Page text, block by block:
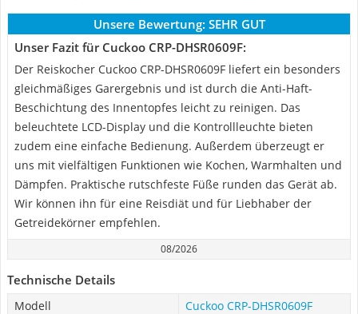
Unsere Bewertung: SEHR GUT
Unser Fazit für Cuckoo CRP-DHSR0609F:
Der Reiskocher Cuckoo CRP-DHSR0609F liefert ein besonders
gleichmäßiges Garergebnis und ist durch die Anti-Haft-
Beschichtung des Innentopfes leicht zu reinigen. Das
beleuchtete LCD-Display und die Kontrollleuchte bieten
zudem eine einfache Bedienung. Außerdem überzeugt er
uns mit vielfältigen Funktionen wie Kochen, Warmhalten und
Dämpfen. Praktische rutschfeste Füße runden das Gerät ab.
Wir können ihn für eine Reisdiät und für Liebhaber der
Getreidekörner empfehlen.
08/2026
Technische Details
Modell
Cuckoo CRP-DHSR0609F